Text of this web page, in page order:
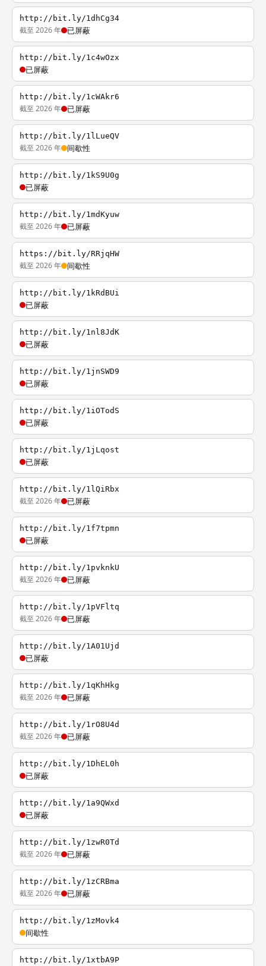
http://bit.ly/1dhCg34
截至 2026 年 已屏蔽
http://bit.ly/1c4wOzx
已屏蔽
http://bit.ly/1cWAkr6
截至 2026 年 已屏蔽
http://bit.ly/1lLueQV
截至 2026 年 间歇性
http://bit.ly/1kS9U0g
已屏蔽
http://bit.ly/1mdKyuw
截至 2026 年 已屏蔽
https://bit.ly/RRjqHW
截至 2026 年 间歇性
http://bit.ly/1kRdBUi
已屏蔽
http://bit.ly/1nl8JdK
已屏蔽
http://bit.ly/1jnSWD9
已屏蔽
http://bit.ly/1iOTodS
已屏蔽
http://bit.ly/1jLqost
已屏蔽
http://bit.ly/1lQiRbx
截至 2026 年 已屏蔽
http://bit.ly/1f7tpmn
已屏蔽
http://bit.ly/1pvknkU
截至 2026 年 已屏蔽
http://bit.ly/1pVFltq
截至 2026 年 已屏蔽
http://bit.ly/1A01Ujd
已屏蔽
http://bit.ly/1qKhHkg
截至 2026 年 已屏蔽
http://bit.ly/1rO8U4d
截至 2026 年 已屏蔽
http://bit.ly/1DhEL0h
已屏蔽
http://bit.ly/1a9QWxd
已屏蔽
http://bit.ly/1zwR0Td
截至 2026 年 已屏蔽
http://bit.ly/1zCRBma
截至 2026 年 已屏蔽
http://bit.ly/1zMovk4
间歇性
http://bit.ly/1xtbA9P